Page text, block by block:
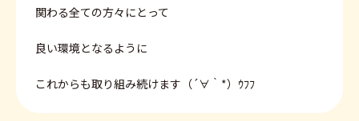
関わる全ての方々にとって
良い環境となるように
これからも取り組み続けます（´∀｀*）ｳﾌﾌ